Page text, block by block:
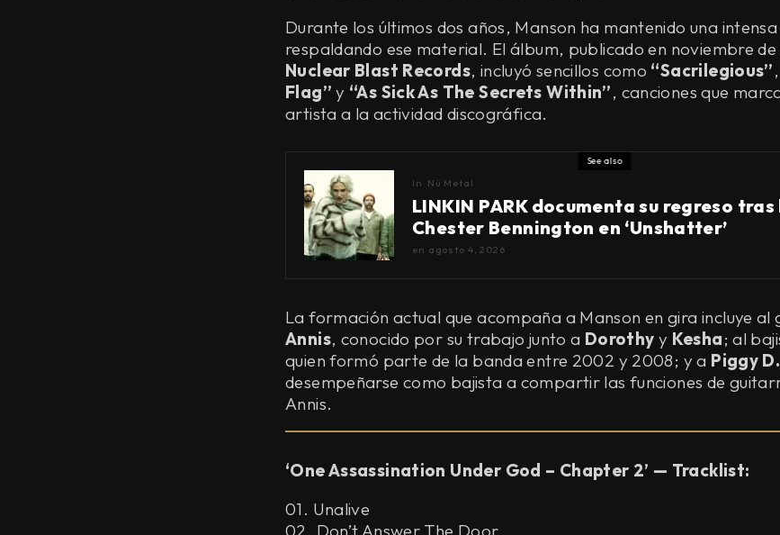
Durante los últimos dos años, Manson ha mantenido una
respaldando ese material. El álbum, publicado en noviembre
Nuclear Blast Records, incluyó sencillos como “Sacrilegious”,
Flag” y “As Sick As The Secrets Within”, canciones que
artista a la actividad discográfica.
See also
In Nü Metal
LINKIN PARK documenta su regreso
Chester Bennington en ‘Unshatter’
en agosto 4, 2026
La formación actual que acompaña a Manson en gira incluye al
Annis, conocido por su trabajo junto a Dorothy y Kesha; al
quien formó parte de la banda entre 2002 y 2008; y a Piggy D.
desempeñarse como bajista a compartir las funciones de
Annis.
‘One Assassination Under God – Chapter 2’ — Tracklist:
01. Unalive
02. Don’t Answer The Door